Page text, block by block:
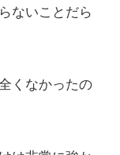
ないことだら
くなかったの